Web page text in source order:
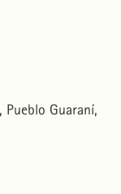
Pueblo Guaraní